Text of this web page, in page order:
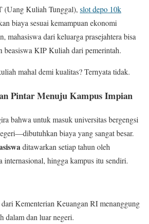
(Uang Kuliah Tunggal), slot depo 10k
biaya sesuai kemampuan ekonomi
mahasiswa dari keluarga prasejahtera bisa
beasiswa KIP Kuliah dari pemerintah.
mahal demi kualitas? Ternyata tidak.
Pintar Menuju Kampus Impian
bahwa untuk masuk universitas bergengsi
biaya yang sangat besar.
ditawarkan setiap tahun oleh
internasional, hingga kampus itu sendiri.
dari Kementerian Keuangan RI menanggung
dalam dan luar negeri.